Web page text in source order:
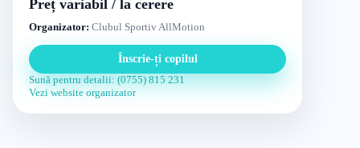
Preț variabil / la cerere
Organizator: Clubul Sportiv AllMotion
Înscrie-ți copilul
Sună pentru detalii: (0755) 815 231
Vezi website organizator